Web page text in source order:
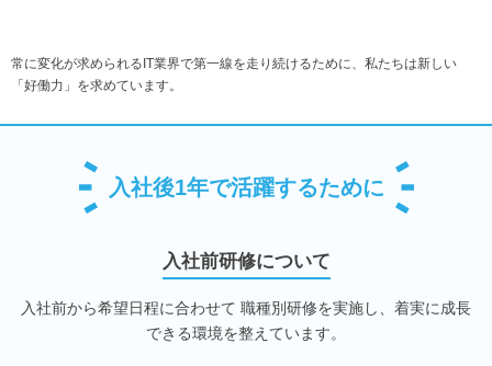
常に変化が求められるIT業界で第一線を走り続けるために、私たちは新しい
「好働力」を求めています。
入社後1年で活躍するために
入社前研修について
入社前から希望日程に合わせて 職種別研修を実施し、着実に成長
できる環境を整えています。